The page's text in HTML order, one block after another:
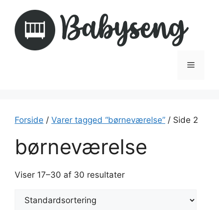
indhold
Menu
Forside / Varer tagged “børneværelse” / Side 2
børneværelse
Viser 17–30 af 30 resultater